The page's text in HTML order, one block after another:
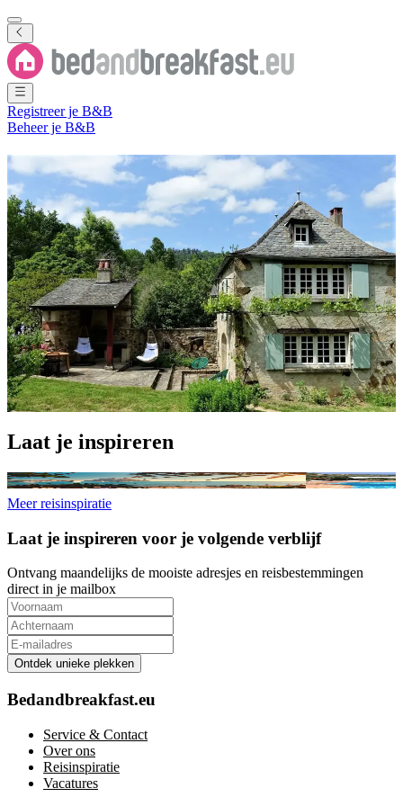
Registreer je B&B
Beheer je B&B
Lees je liever reisinspiratie in het
Nederlands?
Sorry, de inhoud van deze pagina is niet beschikbaar in het
Nederlands.
Maar maak je geen zorgen! Als je op zoek bent naar ideeën voor
authentieke reizen, dan weten wij de juiste plek. Onze reispagina
staat vol verhalen, inspiratie en tips om het beste uit elke reis te
halen. Wij geloven dat B&B's de beste uitvalsbasis zijn voor
authentieke reizen, waardoor je de lokale cultuur en schoonheid van
elke bestemming kunt ervaren. Duik mee in een wereld vol kleine
details en grote ontdekkingen!
Reisinspiratie
Laat je inspireren
B&B’s op de mooiste Spaanse eilanden: de BalearenChambres
Meer reisinspiratie
Laat je inspireren voor je volgende verblijf
Ontvang maandelijks de mooiste adresjes en reisbestemmingen
direct in je mailbox
Ontdek unieke plekken
Bedandbreakfast.eu
Service & Contact
Over ons
Reisinspiratie
Vacatures